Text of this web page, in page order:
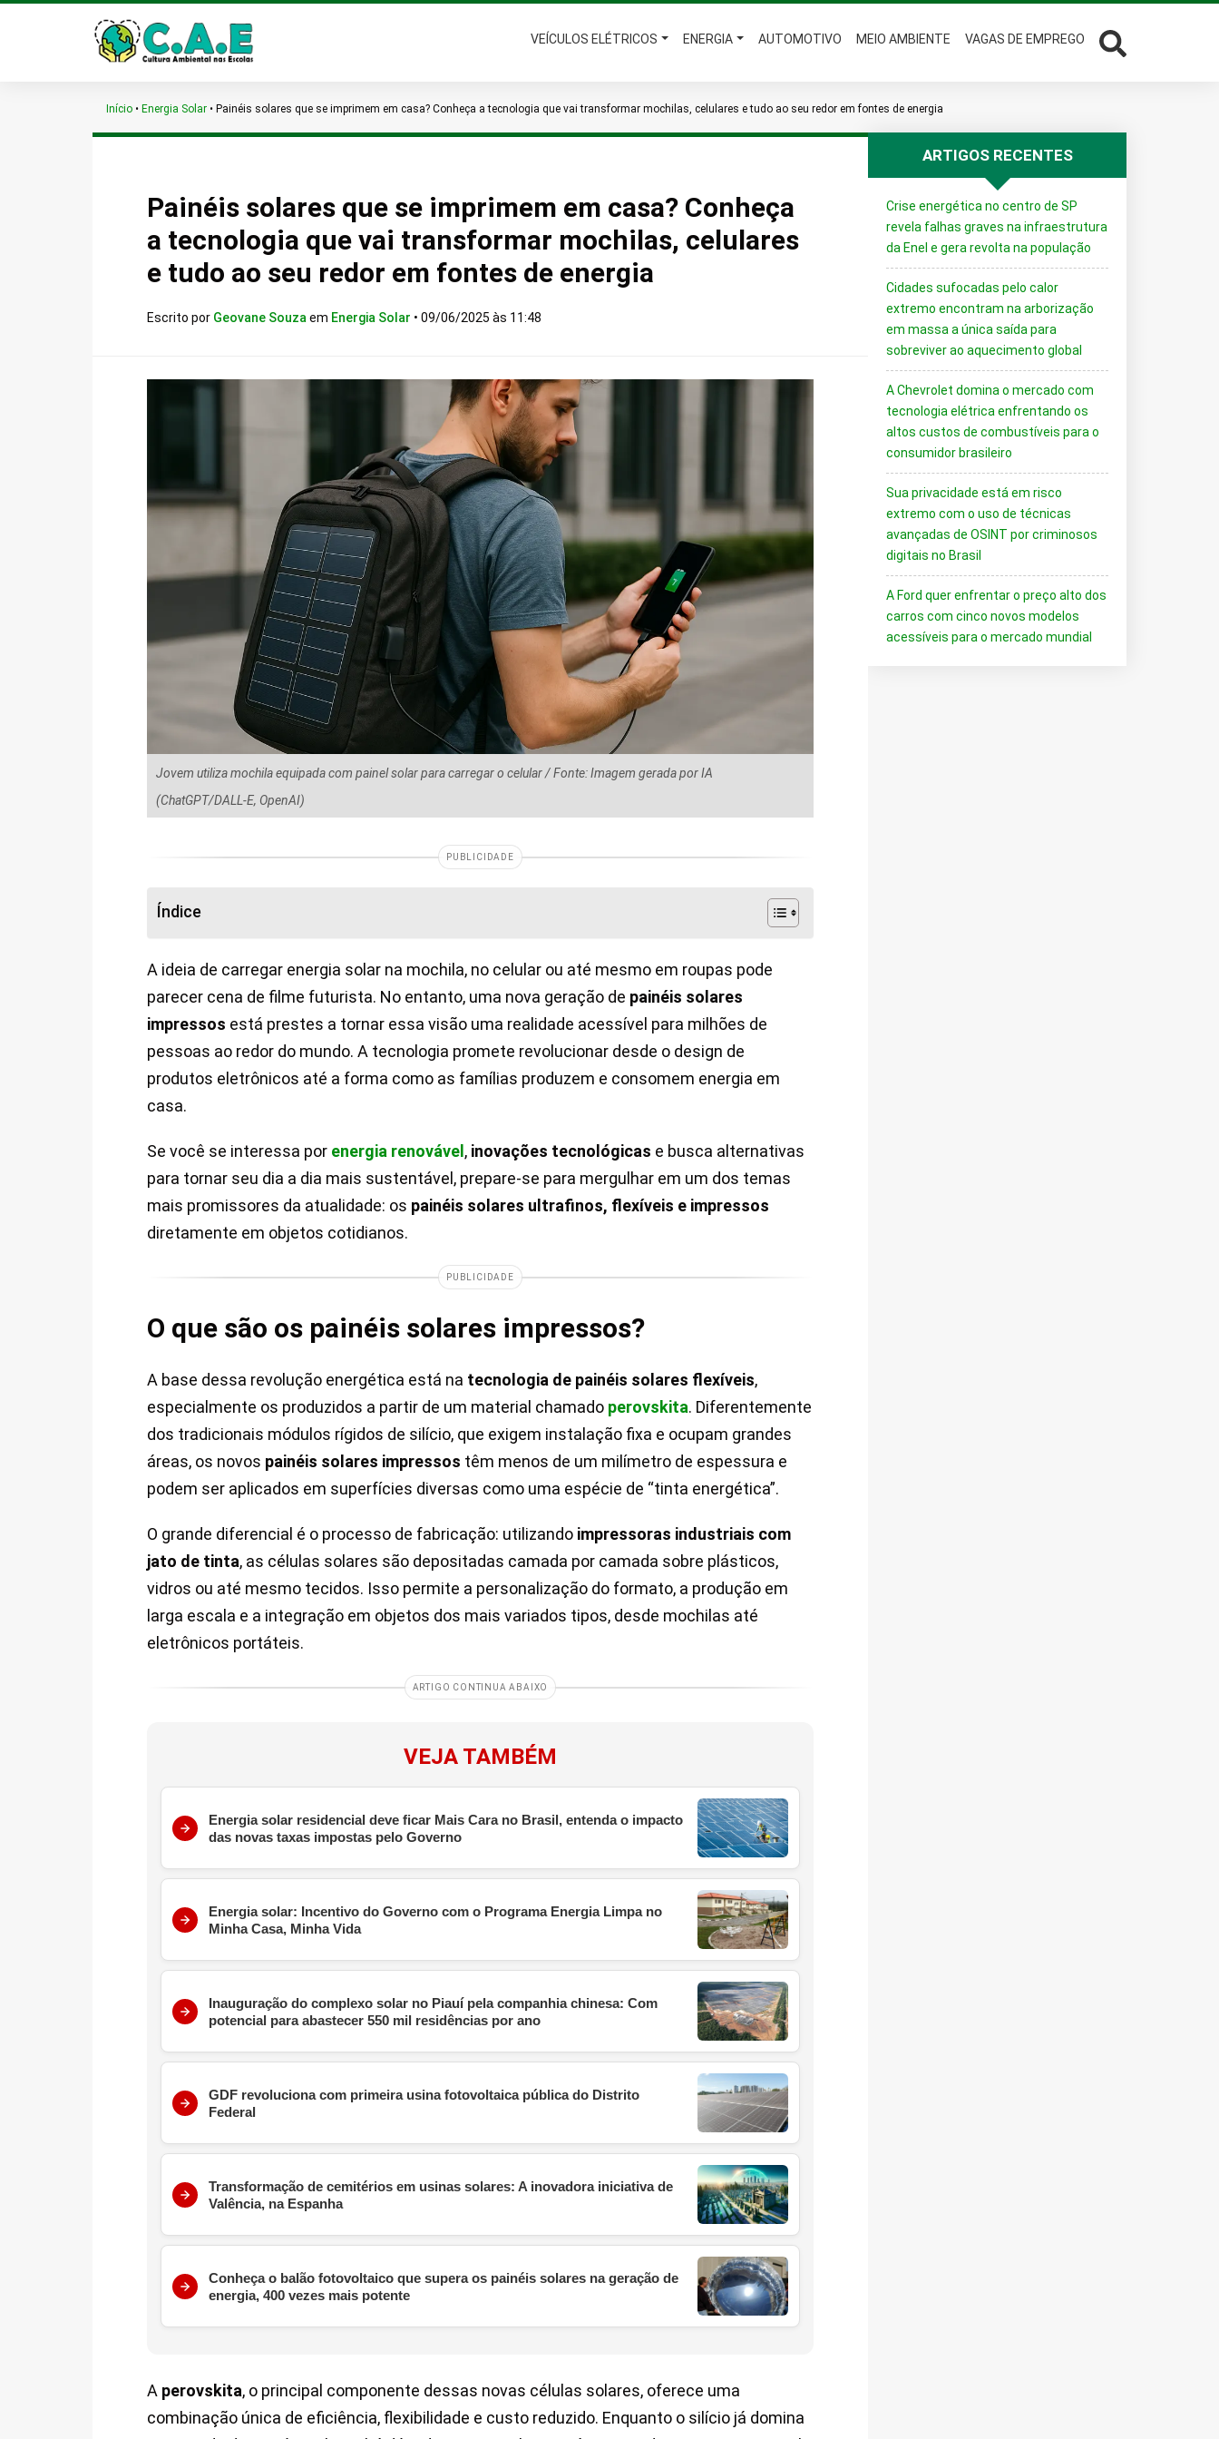
VEÍCULOS ELÉTRICOS ENERGIA AUTOMOTIVO MEIO AMBIENTE VAGAS DE EMPREGO
Início • Energia Solar • Painéis solares que se imprimem em casa? Conheça a tecnologia que vai transformar mochilas, celulares e tudo ao seu redor em fontes de energia
Painéis solares que se imprimem em casa? Conheça
a tecnologia que vai transformar mochilas, celulares
e tudo ao seu redor em fontes de energia
Escrito por Geovane Souza em Energia Solar • 09/06/2025 às 11:48
Jovem utiliza mochila equipada com painel solar para carregar o celular / Fonte: Imagem gerada por IA
(ChatGPT/DALL-E, OpenAI)
PUBLICIDADE
Índice
A ideia de carregar energia solar na mochila, no celular ou até mesmo em roupas pode
parecer cena de filme futurista. No entanto, uma nova geração de painéis solares
impressos está prestes a tornar essa visão uma realidade acessível para milhões de
pessoas ao redor do mundo. A tecnologia promete revolucionar desde o design de
produtos eletrônicos até a forma como as famílias produzem e consomem energia em
casa.
Se você se interessa por energia renovável , inovações tecnológicas e busca alternativas
para tornar seu dia a dia mais sustentável, prepare-se para mergulhar em um dos temas
mais promissores da atualidade: os painéis solares ultrafinos, flexíveis e impressos
diretamente em objetos cotidianos.
PUBLICIDADE
O que são os painéis solares impressos?
A base dessa revolução energética está na tecnologia de painéis solares flexíveis,
especialmente os produzidos a partir de um material chamado perovskita. Diferentemente
dos tradicionais módulos rígidos de silício, que exigem instalação fixa e ocupam grandes
áreas, os novos painéis solares impressos têm menos de um milímetro de espessura e
podem ser aplicados em superfícies diversas como uma espécie de “tinta energética”.
O grande diferencial é o processo de fabricação: utilizando impressoras industriais com
jato de tinta, as células solares são depositadas camada por camada sobre plásticos,
vidros ou até mesmo tecidos. Isso permite a personalização do formato, a produção em
larga escala e a integração em objetos dos mais variados tipos, desde mochilas até
eletrônicos portáteis.
ARTIGO CONTINUA ABAIXO
VEJA TAMBÉM
Energia solar residencial deve ficar Mais Cara no Brasil, entenda o impacto
das novas taxas impostas pelo Governo
Energia solar: Incentivo do Governo com o Programa Energia Limpa no
Minha Casa, Minha Vida
Inauguração do complexo solar no Piauí pela companhia chinesa: Com
potencial para abastecer 550 mil residências por ano
GDF revoluciona com primeira usina fotovoltaica pública do Distrito
Federal
Transformação de cemitérios em usinas solares: A inovadora iniciativa de
Valência, na Espanha
Conheça o balão fotovoltaico que supera os painéis solares na geração de
energia, 400 vezes mais potente
A perovskita, o principal componente dessas novas células solares, oferece uma
combinação única de eficiência, flexibilidade e custo reduzido. Enquanto o silício já domina
ARTIGOS RECENTES
Crise energética no centro de SP
revela falhas graves na infraestrutura
da Enel e gera revolta na população
Cidades sufocadas pelo calor
extremo encontram na arborização
em massa a única saída para
sobreviver ao aquecimento global
A Chevrolet domina o mercado com
tecnologia elétrica enfrentando os
altos custos de combustíveis para o
consumidor brasileiro
Sua privacidade está em risco
extremo com o uso de técnicas
avançadas de OSINT por criminosos
digitais no Brasil
A Ford quer enfrentar o preço alto dos
carros com cinco novos modelos
acessíveis para o mercado mundial